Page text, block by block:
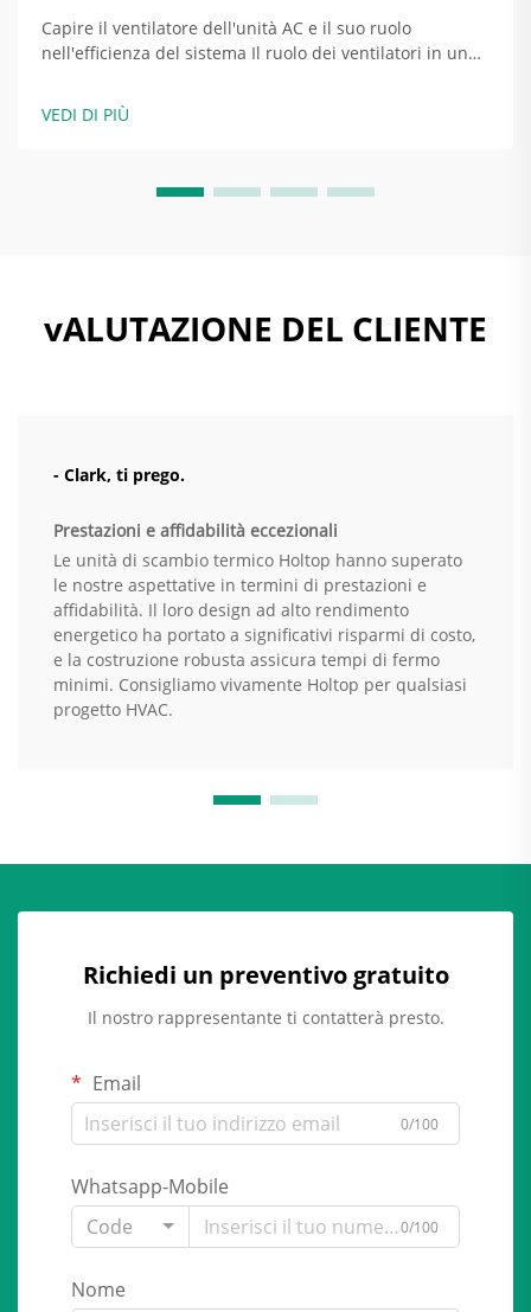
Capire il ventilatore dell'unità AC e il suo ruolo
nell'efficienza del sistema Il ruolo dei ventilatori in un
garantisce la diffusione dell'aria fredda o calda in tutto
l'edificio. Quando spinge l'aria...
VEDI DI PIÙ
vALUTAZIONE DEL CLIENTE
- Clark, ti prego.
Prestazioni e affidabilità eccezionali
Le unità di scambio termico Holtop hanno superato
le nostre aspettative in termini di prestazioni e
affidabilità. Il loro design ad alto rendimento
energetico ha portato a significativi risparmi di costo,
e la costruzione robusta assicura tempi di fermo
minimi. Consigliamo vivamente Holtop per qualsiasi
progetto HVAC.
Richiedi un preventivo gratuito
Il nostro rappresentante ti contatterà presto.
Email
0/100
Whatsapp-Mobile
Code
0/100
Nome